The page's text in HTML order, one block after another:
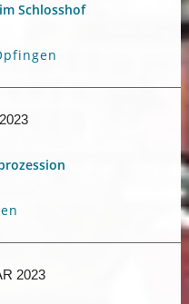
Schlosshof
2023